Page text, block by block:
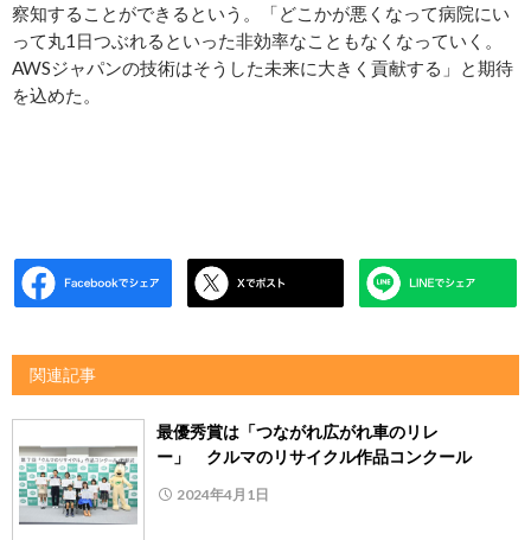
察知することができるという。「どこかが悪くなって病院にい
って丸1日つぶれるといった非効率なこともなくなっていく。
AWSジャパンの技術はそうした未来に大きく貢献する」と期待
を込めた。
関連記事
最優秀賞は「つながれ広がれ車のリレ
ー」 クルマのリサイクル作品コンクール
2024年4月1日